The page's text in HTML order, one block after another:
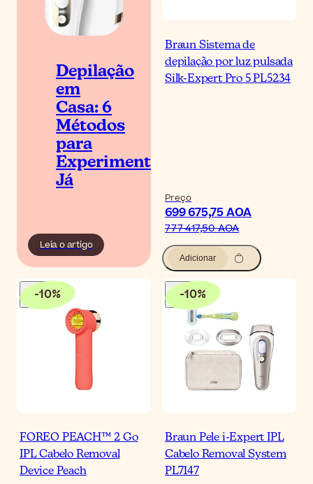
Depilação
em
Casa: 6
Métodos
para
Experimentar
Já
Leia o artigo
Braun Sistema de
depilação por luz pulsada
Silk-Expert Pro 5 PL5234
Preço
699 675,75 AOA
777 417,50 AOA
Adicionar
-10%
FOREO PEACH™ 2 Go
IPL Cabelo Removal
Device Peach
-10%
Braun Pele i-Expert IPL
Cabelo Removal System
PL7147